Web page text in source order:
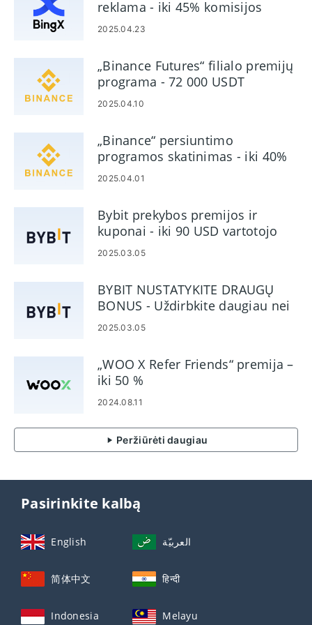
- 24-7 klientų
aptarnavimas.
reklama - iki 45% komisijos
2025.04.23
„Binance Futures“ filialo premijų
programa - 72 000 USDT
2025.04.10
„Binance“ persiuntimo
programos skatinimas - iki 40%
komisijos
2025.04.01
Bybit prekybos premijos ir
kuponai - iki 90 USD vartotojo
išmokos
2025.03.05
BYBIT NUSTATYKITE DRAUGŲ
BONUS - Uždirbkite daugiau nei
1710 USD ir 30% komisinių
2025.03.05
„WOO X Refer Friends“ premija –
iki 50 %
2024.08.11
Peržiūrėti daugiau
Pasirinkite kalbą
English العربيّة
简体中文 हिन्दी
Indonesia Melayu